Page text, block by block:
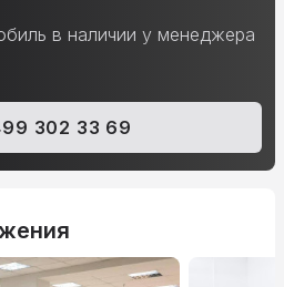
в наличии у менеджера
302 33 69